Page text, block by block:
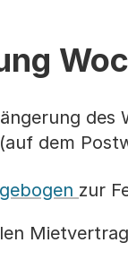
dem
zur